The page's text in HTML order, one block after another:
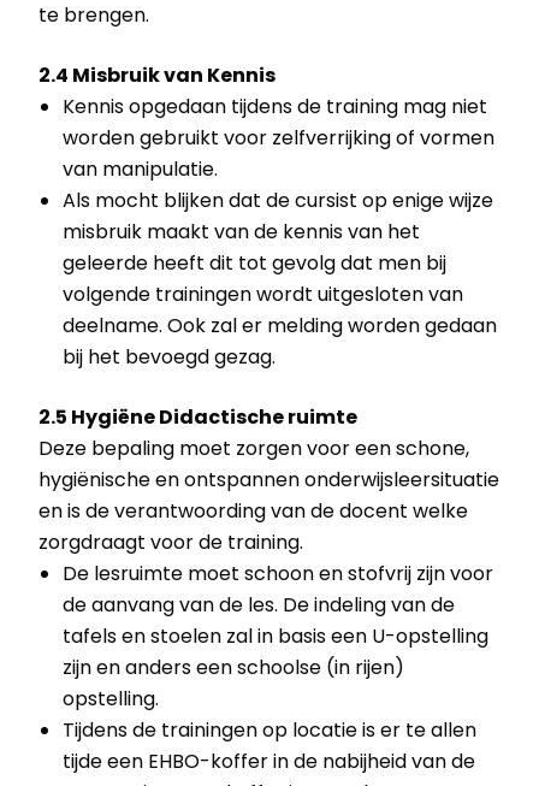
te brengen.
2.4 Misbruik van Kennis
Kennis opgedaan tijdens de training mag niet
worden gebruikt voor zelfverrijking of vormen
van manipulatie.
Als mocht blijken dat de cursist op enige wijze
misbruik maakt van de kennis van het
geleerde heeft dit tot gevolg dat men bij
volgende trainingen wordt uitgesloten van
deelname. Ook zal er melding worden gedaan
bij het bevoegd gezag.
2.5 Hygiëne Didactische ruimte
Deze bepaling moet zorgen voor een schone,
hygiënische en ontspannen onderwijsleersituatie
en is de verantwoording van de docent welke
zorgdraagt voor de training.
De lesruimte moet schoon en stofvrij zijn voor
de aanvang van de les. De indeling van de
tafels en stoelen zal in basis een U-opstelling
zijn en anders een schoolse (in rijen)
opstelling.
Tijdens de trainingen op locatie is er te allen
tijde een EHBO-koffer in de nabijheid van de